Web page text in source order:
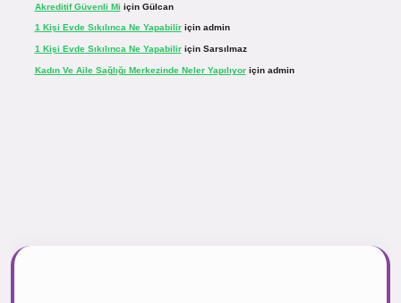
Akreditif Güvenli Mi için Gülcan
1 Kişi Evde Sıkılınca Ne Yapabiliriçin admin
1 Kişi Evde Sıkılınca Ne Yapabiliriçin Sarsılmaz
Kadın Ve Aile Sağlığı Merkezinde Neler Yapılıyoriçin admin